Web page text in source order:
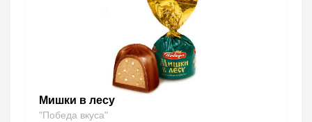
Мишки в лесу
"Победа вкуса"